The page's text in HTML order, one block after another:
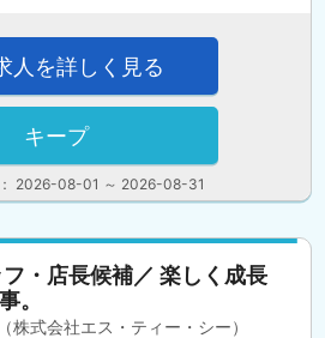
2026-08-01 ～ 2026-08-31
人を詳しく見る
キープ
・店長候補／ 楽しく成長
。
式会社エス・ティー・シー）